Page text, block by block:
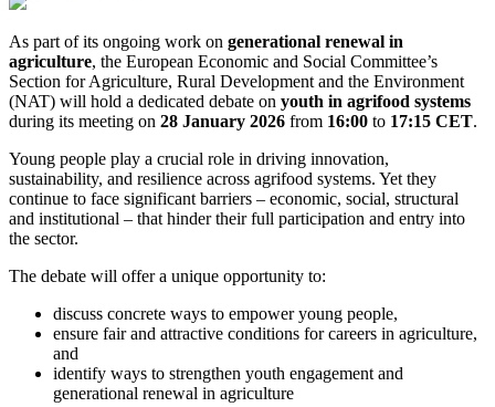
As part of its ongoing work on generational renewal in
agriculture, the European Economic and Social Committee’s
Section for Agriculture, Rural Development and the Environment
(NAT) will hold a dedicated debate on youth in agrifood systems
during its meeting on 28 January 2026 from 16:00 to 17:15 CET.
Young people play a crucial role in driving innovation,
sustainability, and resilience across agrifood systems. Yet they
continue to face significant barriers – economic, social, structural
and institutional – that hinder their full participation and entry into
the sector.
The debate will offer a unique opportunity to:
discuss concrete ways to empower young people,
ensure fair and attractive conditions for careers in agriculture,
and
identify ways to strengthen youth engagement and
generational renewal in agriculture